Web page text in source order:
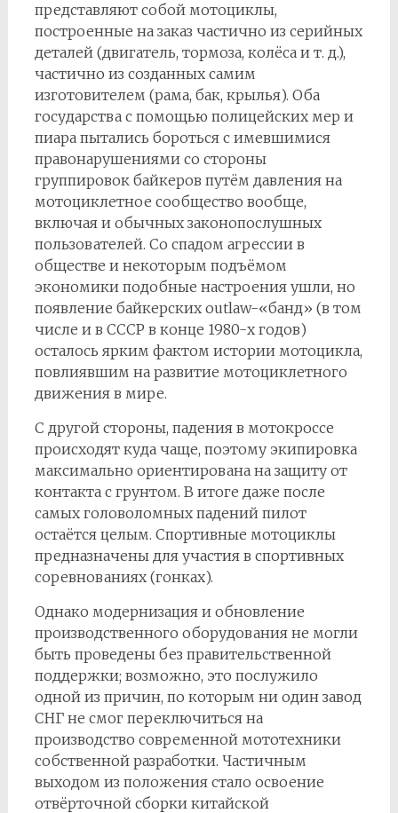
представляют собой мотоциклы,
построенные на заказ частично из серийных
деталей (двигатель, тормоза, колёса и т. д.),
частично из созданных самим
изготовителем (рама, бак, крылья). Оба
государства с помощью полицейских мер и
пиара пытались бороться с имевшимися
правонарушениями со стороны
группировок байкеров путём давления на
мотоциклетное сообщество вообще,
включая и обычных законопослушных
пользователей. Со спадом агрессии в
обществе и некоторым подъёмом
экономики подобные настроения ушли, но
появление байкерских outlaw-«банд» (в том
числе и в СССР в конце 1980-х годов)
осталось ярким фактом истории мотоцикла,
повлиявшим на развитие мотоциклетного
движения в мире.
С другой стороны, падения в мотокроссе
происходят куда чаще, поэтому экипировка
максимально ориентирована на защиту от
контакта с грунтом. В итоге даже после
самых головоломных падений пилот
остаётся целым. Спортивные мотоциклы
предназначены для участия в спортивных
соревнованиях (гонках).
Однако модернизация и обновление
производственного оборудования не могли
быть проведены без правительственной
поддержки; возможно, это послужило
одной из причин, по которым ни один завод
СНГ не смог переключиться на
производство современной мототехники
собственной разработки. Частичным
выходом из положения стало освоение
отвёрточной сборки китайской